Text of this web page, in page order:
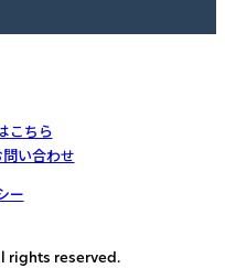
こちら
問い合わせ
ー
rights reserved.